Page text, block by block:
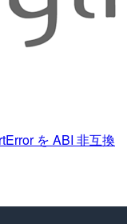
を ABI 非互換